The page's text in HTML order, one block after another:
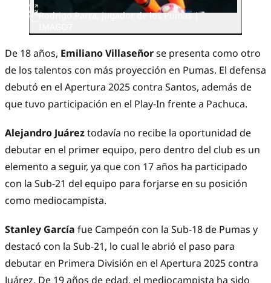
Rodrigo Parra, jugador de los Pumas |
De 18 años, Emiliano Villaseñorse presenta como otro
de los talentos con más proyección en Pumas. El defensa
debutó en el Apertura 2025 contra Santos, además de
que tuvo participación en el Play-In frente a Pachuca.
Alejandro Juáreztodavía no recibe la oportunidad de
debutar en el primer equipo, pero dentro del club es un
elemento a seguir, ya que con 17 años ha participado
con la Sub-21 del equipo para forjarse en su posición
como mediocampista.
Stanley García fue Campeón con la Sub-18 de Pumas y
destacó con la Sub-21, lo cual le abrió el paso para
debutar en Primera División en el Apertura 2025 contra
Juárez. De 19 años de edad, el mediocampista ha sido